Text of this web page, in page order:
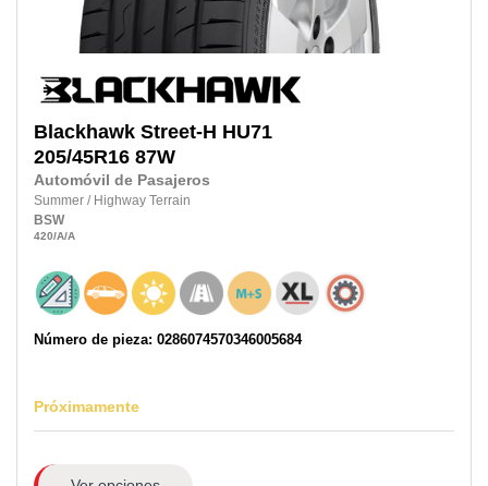
Blackhawk Street-H HU71
205/45R16 87W
Automóvil de Pasajeros
Summer / Highway Terrain
BSW
420/A/A
Número de pieza: 0286074570346005684
Próximamente